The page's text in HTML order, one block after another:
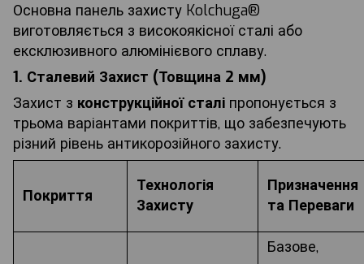
Основна панель захисту Kolchuga®
виготовляється з високоякісної сталі або
ексклюзивного алюмінієвого сплаву.
1. Сталевий Захист (Товщина 2 мм)
Захист з конструкційної сталі пропонується з
трьома варіантами покриттів, що забезпечують
різний рівень антикорозійного захисту.
Покриття
Технологія
Захисту
Призначення
та Переваги
Базове,